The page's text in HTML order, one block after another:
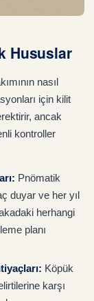
Hususlar
nasıl
için kilit
ancak
kontroller
Pnömatik
duyar ve her yıl
herhangi
planı
Köpük
karşı